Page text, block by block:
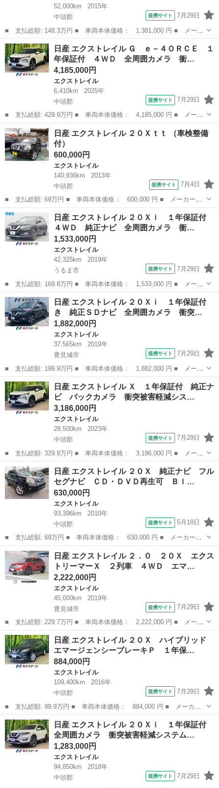
52,000km
2015年
中頭郡
提携サイト 7月29日
■ 支払総額: 148.3万円 ■ 車両本体価格： 1,381,000 円 ■ メーカ
ー名： 日産 ■ 車種名： エクストレイル ■ グレード名： ２．
０ ２０Ｘ エマージェンシーブレーキパッケージ ２列車 エマー
ジェンシ...
沖縄 中頭郡 エクストレイル
日産 エクストレイル Ｇ ｅ－４ＯＲＣＥ １
年保証付 ４ＷＤ 全周囲カメラ 衝…
4,185,000円
エクストレイル
6,410km
2025年
中頭郡
提携サイト 7月29日
■ 支払総額: 429.9万円 ■ 車両本体価格： 4,185,000 円 ■ メーカ
ー名： 日産 ■ 車種名： エクストレイル ■ グレード名： Ｇ
ｅ－４ＯＲＣＥ １年保証付 ４ＷＤ 全周囲カメラ 衝突被害軽減
システム...
沖縄 中頭郡 エクストレイル
日産 エクストレイル ２０Ｘｔｔ （車検整備
付）
600,000円
エクストレイル
140,936km
2013年
中頭郡
提携サイト 7月4日
■ 支払総額: 69万円 ■ 車両本体価格： 600,000 円 ■ メーカー
名： 日産 ■ 車種名： エクストレイル ■ グレード名： ２０Ｘ
ｔｔ ■ 排気量： 2000cc ■ ドア枚数： 5D ■ ミッション：
CV...
沖縄 中頭郡 エクストレイル
日産 エクストレイル ２０Ｘｉ １年保証付
４ＷＤ 純正ナビ 全周囲カメラ 衝…
1,533,000円
エクストレイル
42,325km
2019年
うるま市
提携サイト 7月29日
■ 支払総額: 169.8万円 ■ 車両本体価格： 1,533,000 円 ■ メーカ
ー名： 日産 ■ 車種名： エクストレイル ■ グレード名： ２０
Ｘｉ １年保証付 ４ＷＤ 純正ナビ 全周囲カメラ 衝突軽減シス
テム 電...
沖縄 うるま市 エクストレイル
日産 エクストレイル ２０Ｘｉ １年保証付
き 純正ＳＤナビ 全周囲カメラ 衝突…
1,882,000円
エクストレイル
37,565km
2019年
豊見城市
提携サイト 7月29日
■ 支払総額: 199.9万円 ■ 車両本体価格： 1,882,000 円 ■ メーカ
ー名： 日産 ■ 車種名： エクストレイル ■ グレード名： ２０
Ｘｉ １年保証付き 純正ＳＤナビ 全周囲カメラ 衝突被害軽減シ
ステム ...
沖縄 豊見城市 エクストレイル
日産 エクストレイル Ｘ １年保証付 純正ナ
ビ バックカメラ 衝突被害軽減シス…
3,186,000円
エクストレイル
28,500km
2023年
中頭郡
提携サイト 7月29日
■ 支払総額: 329.9万円 ■ 車両本体価格： 3,186,000 円 ■ メーカ
ー名： 日産 ■ 車種名： エクストレイル ■ グレード名： Ｘ
１年保証付 純正ナビ バックカメラ 衝突被害軽減システム レー
ダークル...
沖縄 中頭郡 エクストレイル
日産 エクストレイル ２０Ｘ 純正ナビ フル
セグナビ ＣＤ・ＤＶＤ再生可 Ｂｌ…
630,000円
エクストレイル
93,396km
2010年
中頭郡
提携サイト 5月19日
■ 支払総額: 69万円 ■ 車両本体価格： 630,000 円 ■ メーカー
名： 日産 ■ 車種名： エクストレイル ■ グレード名： ２０
Ｘ 純正ナビ フルセグナビ ＣＤ・ＤＶＤ再生可 Ｂｌｕｅｔｏｏ
ｔｈ 純正１７イン...
沖縄 中頭郡 エクストレイル
日産 エクストレイル ２．０ ２０Ｘ エクス
トリーマーＸ ２列車 ４ＷＤ エマ…
2,222,000円
エクストレイル
45,000km
2019年
豊見城市
提携サイト 7月29日
■ 支払総額: 229.7万円 ■ 車両本体価格： 2,222,000 円 ■ メーカ
ー名： 日産 ■ 車種名： エクストレイル ■ グレード名： ２．
０ ２０Ｘ エクストリーマーＸ ２列車 ４ＷＤ エマージェンシ
ーブレー...
沖縄 豊見城市 エクストレイル
日産 エクストレイル ２０Ｘ ハイブリッド
エマージェンシーブレーキＰ １年保…
884,000円
エクストレイル
109,400km
2016年
中頭郡
提携サイト 7月29日
■ 支払総額: 99.9万円 ■ 車両本体価格： 884,000 円 ■ メーカー
名： 日産 ■ 車種名： エクストレイル ■ グレード名： ２０
Ｘ ハイブリッド エマージェンシーブレーキＰ １年保証付 純正
ナビ 全周囲カ...
沖縄 中頭郡 エクストレイル
日産 エクストレイル ２０Ｘｉ １年保証付
全周囲カメラ 衝突被害軽減システム…
1,283,000円
エクストレイル
94,850km
2018年
中頭郡
提携サイト 7月29日